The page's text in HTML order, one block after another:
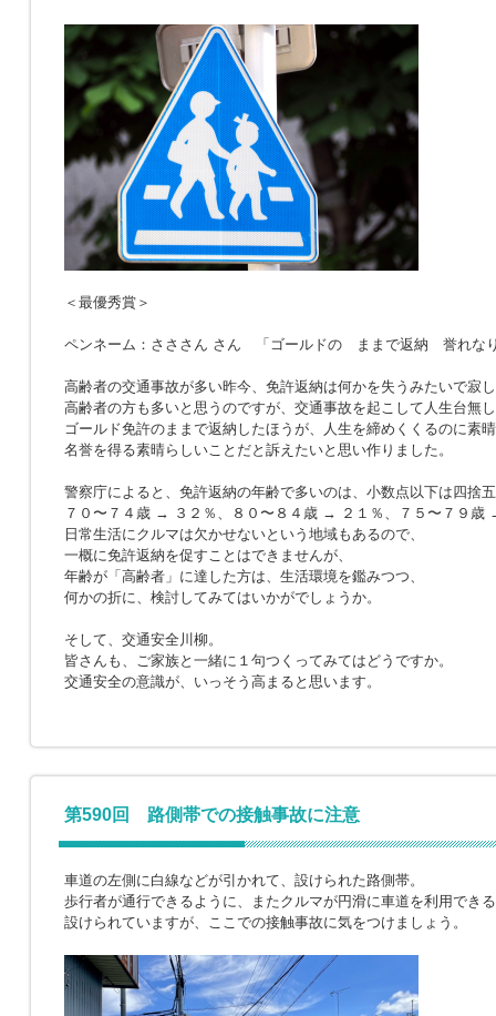
＜最優秀賞＞
ペンネーム：さささん さん 「ゴールドの ままで返納 誉れな
高齢者の交通事故が多い昨今、免許返納は何かを失うみたいで寂
高齢者の方も多いと思うのですが、交通事故を起こして人生台無
ゴールド免許のままで返納したほうが、人生を締めくくるのに素
名誉を得る素晴らしいことだと訴えたいと思い作りました。
警察庁によると、免許返納の年齢で多いのは、小数点以下は四捨
７０〜７４歳 → ３２％、８０〜８４歳 → ２１％、７５〜７９歳
日常生活にクルマは欠かせないという地域もあるので、
一概に免許返納を促すことはできませんが、
年齢が「高齢者」に達した方は、生活環境を鑑みつつ、
何かの折に、検討してみてはいかがでしょうか。
そして、交通安全川柳。
皆さんも、ご家族と一緒に１句つくってみてはどうですか。
交通安全の意識が、いっそう高まると思います。
第590回 路側帯での接触事故に注意
車道の左側に白線などが引かれて、設けられた路側帯。
歩行者が通行できるように、またクルマが円滑に車道を利用でき
設けられていますが、ここでの接触事故に気をつけましょう。